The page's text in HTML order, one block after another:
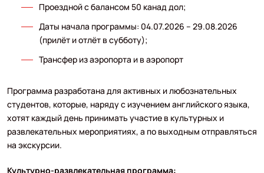
Проездной с балансом 50 канад дол;
Даты начала программы: 04.07.2026 – 29.08.2026
(прилёт и отлёт в субботу);
Трансфер из аэропорта и в аэропорт
Программа разработана для активных и любознательных
студентов, которые, наряду с изучением английского языка,
хотят каждый день принимать участие в культурных и
развлекательных мероприятиях, а по выходным отправляться
на экскурсии.
Культурно-развлекательная программа: